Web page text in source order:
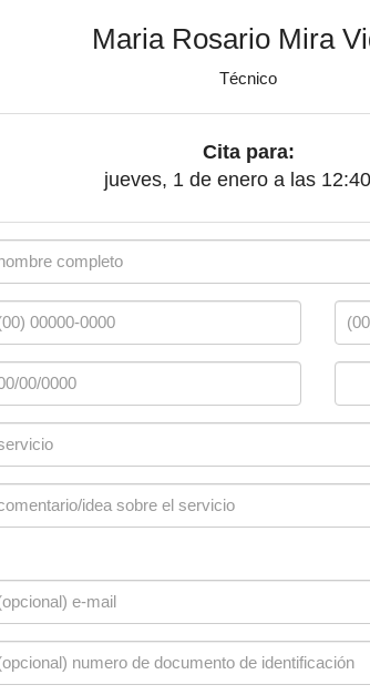
Maria Rosario Mira
Técnico
Cita para:
jueves, 1 de enero a las 12:40